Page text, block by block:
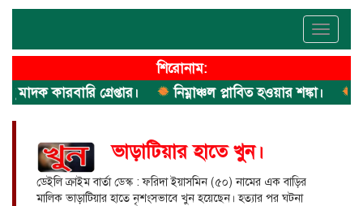
Toggle
শিরোনাম:
কারবারি গ্রেপ্তার।
নিম্নাঞ্চল প্লাবিত হওয়ার শঙ্কা।
ভাড়াটিয়ার হাতে খুন।
ডেইলি ক্রাইম বার্তা ডেস্ক : ফরিদা ইয়াসমিন (৫০) নামের এক বাড়ির
মালিক ভাড়াটিয়ার হাতে নৃশংসভাবে খুন হয়েছেন। হত্যার পর ঘটনা